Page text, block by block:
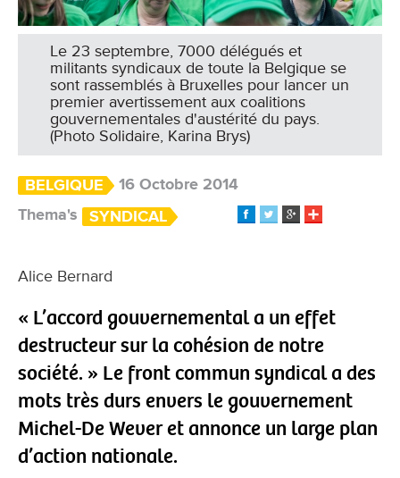
Le 23 septembre, 7000 délégués et
militants syndicaux de toute la Belgique se
sont rassemblés à Bruxelles pour lancer un
premier avertissement aux coalitions
gouvernementales d'austérité du pays.
(Photo Solidaire, Karina Brys)
BELGIQUE
16 Octobre 2014
Thema's
SYNDICAL
Alice Bernard
« L’accord gouvernemental a un effet
destructeur sur la cohésion de notre
société. » Le front commun syndical a des
mots très durs envers le gouvernement
Michel-De Wever et annonce un large plan
d’action nationale.